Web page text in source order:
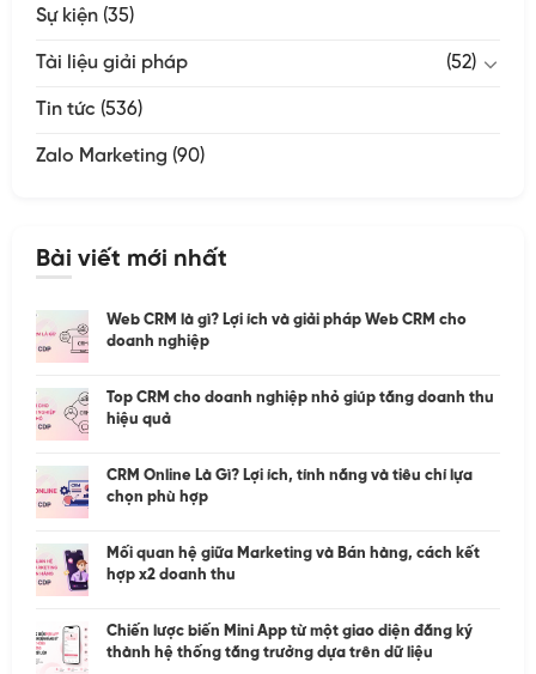
Sự kiện(35)
Tài liệu giải pháp (52)
Tin tức (536)
Zalo Marketing (90)
Bài viết mới nhất
Web CRM là gì? Lợi ích và giải pháp Web CRM cho
doanh nghiệp
Top CRM cho doanh nghiệp nhỏ giúp tăng doanh thu
hiệu quả
CRM Online Là Gì? Lợi ích, tính năng và tiêu chí lựa
chọn phù hợp
Mối quan hệ giữa Marketing và Bán hàng, cách kết
hợp x2 doanh thu
Chiến lược biến Mini App từ một giao diện đăng ký
thành hệ thống tăng trưởng dựa trên dữ liệu